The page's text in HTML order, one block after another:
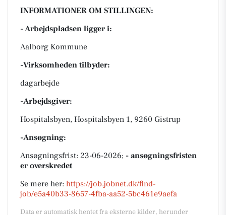
INFORMATIONER OM STILLINGEN:
- Arbejdspladsen ligger i:
Aalborg Kommune
-Virksomheden tilbyder:
dagarbejde
-Arbejdsgiver:
Hospitalsbyen, Hospitalsbyen 1, 9260 Gistrup
-Ansøgning:
Ansøgningsfrist: 23-06-2026; - ansøgningsfristen
er overskredet
Se mere her: https://job.jobnet.dk/find-
job/e5a40b33-8657-4fba-aa52-5bc461e9aefa
Data er automatisk hentet fra eksterne kilder, herunder